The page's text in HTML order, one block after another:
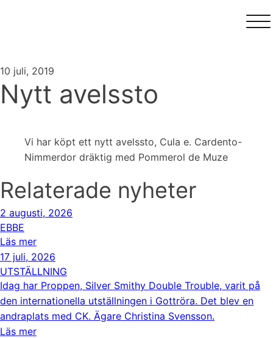
10 juli, 2019
Nytt avelssto
Vi har köpt ett nytt avelssto, Cula e. Cardento-
Nimmerdor dräktig med Pommerol de Muze
Relaterade nyheter
2 augusti, 2026
EBBE
Läs mer
17 juli, 2026
UTSTÄLLNING
Idag har Proppen, Silver Smithy Double Trouble, varit på
den internationella utställningen i Gottröra. Det blev en
andraplats med CK. Ägare Christina Svensson.
Läs mer